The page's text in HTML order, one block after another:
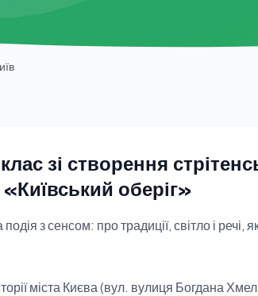
зі створення
оберіг»
з сенсом: про традиції, світло і
міста Києва (вул. вулиця Богдана